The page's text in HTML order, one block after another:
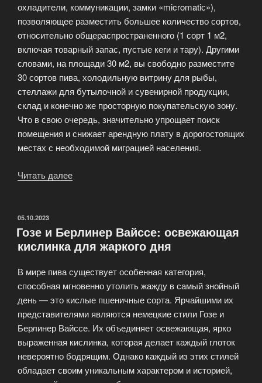
охладители, коммуникации, замки «micromatiс»),
позволяющее разместить большее количество сортов,
относительно общераспространенного (1 сорт 1 м2,
включая товарный запас, пустые кеги и тару). Другими
словами, на площади 30 м2, вы свободно разместите
30 сортов пива, холодильную витрину для рыбы,
стеллажи для бутылочной и сувенирной продукции,
склад и конечно же просторную покупательскую зону.
Что в свою очередь, значительно упрощает поиск
помещения и снижает арендную плату в дорогостоящих
местах с необходимой миграцией населения.
Читать далее
ОПУБЛИКОВАНО
05.10.2023
Гозе и Берлинер Вайссе: освежающая
кислинка для жаркого дня
В мире пива существует особенная категория,
способная мгновенно утолить жажду в самый знойный
день — это кислые пшеничные сорта. Ярчайшими их
представителями являются немецкие стили Гозе и
Берлинер Вайссе. Их объединяет освежающая, ярко
выраженная кислинка, которая делает каждый глоток
невероятно бодрящим. Однако каждый из этих стилей
обладает своим уникальным характером и историей,